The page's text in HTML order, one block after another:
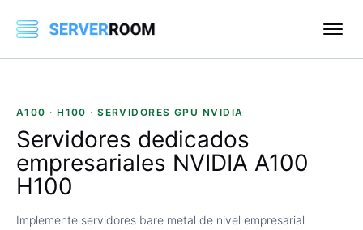
A100 · H100 · SERVIDORES GPU NVIDIA
Servidores dedicados
empresariales NVIDIA A100
H100
Implemente servidores bare metal de nivel empresarial